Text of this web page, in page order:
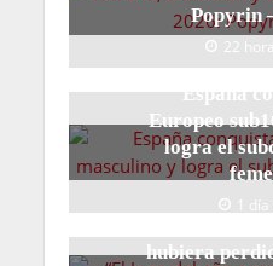
Popyrin
22
España
Europeo
logra el
1
hubiera